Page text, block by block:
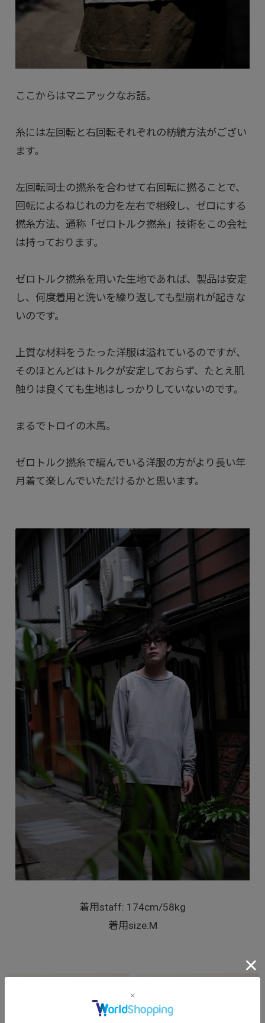
ここからはマニアックなお話。
糸には左回転と右回転それぞれの紡績方法がござい
ます。
左回転同士の撚糸を合わせて右回転に撚ることで、
回転によるねじれの力を左右で相殺し、ゼロにする
撚糸方法、通称「ゼロトルク撚糸」技術をこの会社
は持っております。
ゼロトルク撚糸を用いた生地であれば、製品は安定
し、何度着用と洗いを繰り返しても型崩れが起きな
いのです。
上質な材料をうたった洋服は溢れているのですが、
そのほとんどはトルクが安定しておらず、たとえ肌
触りは良くても生地はしっかりしていないのです。
まるでトロイの木馬。
ゼロトルク撚糸で編んでいる洋服の方がより長い年
月着て楽しんでいただけるかと思います。
着用staff: 174cm/58kg
着用size:M